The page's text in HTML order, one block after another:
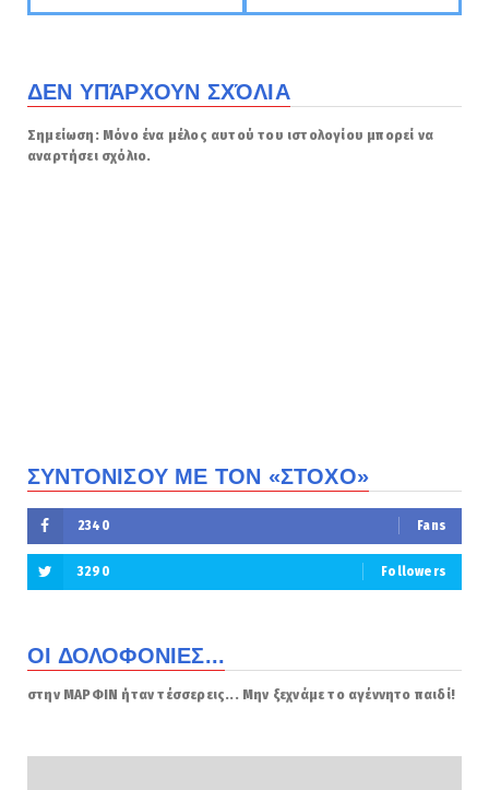
ΔΕΝ ΥΠΆΡΧΟΥΝ ΣΧΌΛΙΑ
Σημείωση: Μόνο ένα μέλος αυτού του ιστολογίου μπορεί να
αναρτήσει σχόλιο.
ΣΥΝΤΟΝΙΣΟΥ ΜΕ ΤΟΝ «ΣΤΟΧΟ»
2340 Fans
3290 Followers
ΟΙ ΔΟΛΟΦΟΝΙΕΣ...
στην ΜΑΡΦΙΝ ήταν τέσσερεις... Μην ξεχνάμε το αγέννητο παιδί!